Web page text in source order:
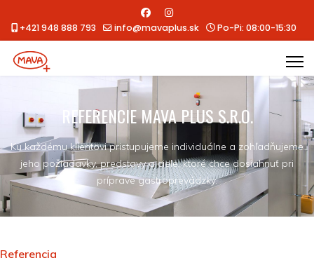
+421 948 888 793 info@mavaplus.sk Po-Pi: 08:00-15:30
REFERENCIE MAVA PLUS S.R.O.
Ku každému klientovi pristupujeme individuálne a zohľadňujeme
jeho požiadavky, predstavy a ciele, ktoré chce dosiahnuť pri
príprave gastroprevádzky.
Referencia